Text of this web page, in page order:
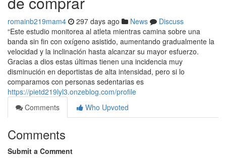
romainb219mam4 297 days ago News
Discuss
“Este estudio monitorea al atleta mientras camina sobre una
banda sin fin con oxígeno asistido, aumentando gradualmente la
velocidad y la inclinación hasta alcanzar su mayor esfuerzo.
Gracias a dios estas últimas tienen una incidencia muy
disminución en deportistas de alta intensidad, pero si lo
comparamos con personas sedentarias es
https://pietd219lyl3.onzeblog.com/profile
Comments
Who Upvoted
Comments
Submit a Comment